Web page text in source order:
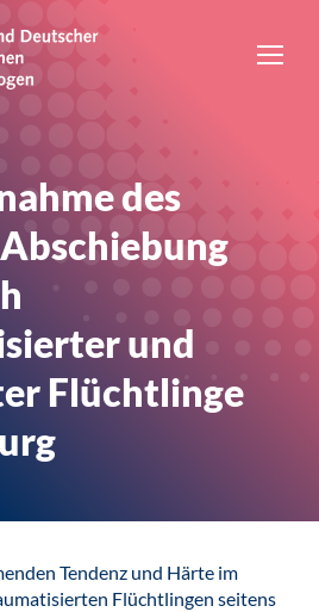
des
und
Flüchtlinge
Tendenz und Härte im
Flüchtlingen seitens